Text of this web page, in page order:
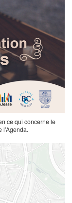
ce qui concerne le